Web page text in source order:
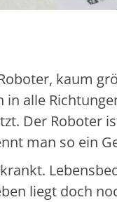
kaum
in alle
Der Roboter
man so ein
liegt doch